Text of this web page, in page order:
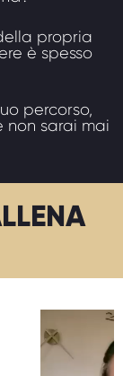
propria
è spesso
percorso,
non sarai mai